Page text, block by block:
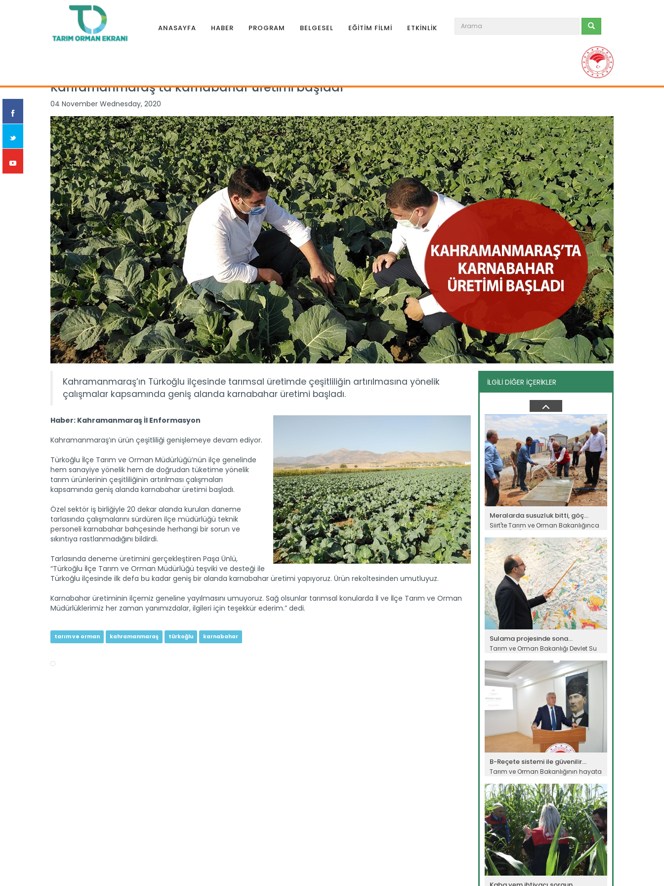
ANASAYFA HABER PROGRAM BELGESEL EĞİTİM FİLMİ ETKİNLİK
Kahramanmaraş’ta karnabahar üretimi başladı
04 November Wednesday, 2020
Kahramanmaraş’ın Türkoğlu ilçesinde tarımsal üretimde çeşitliliğin artırılmasına yönelik
çalışmalar kapsamında geniş alanda karnabahar üretimi başladı.
Haber: Kahramanmaraşİl Enformasyon
Kahramanmaraş’ın ürün çeşitliliği genişlemeye devam ediyor.
Türkoğlu İlçe Tarım ve Orman Müdürlüğü’nün ilçe genelinde
hem sanayiye yönelik hem de doğrudan tüketime yönelik
tarım ürünlerinin çeşitliliğinin artırılması çalışmaları
kapsamında geniş alanda karnabahar üretimi başladı.
Özel sektör iş birliğiyle 20 dekar alanda kurulan daneme
tarlasında çalışmalarını sürdüren ilçe müdürlüğü teknik
personeli karnabahar bahçesinde herhangi bir sorun ve
sıkıntıya rastlanmadığını bildirdi.
Tarlasında deneme üretimini gerçekleştiren Paşa Ünlü,
“Türkoğlu İlçe Tarım ve Orman Müdürlüğü teşviki ve desteği ile
Türkoğlu ilçesinde ilk defa bu kadar geniş bir alanda karnabahar üretimi yapıyoruz. Ürün rekoltesinden umutluyuz.
Karnabahar üretiminin ilçemiz geneline yayılmasını umuyoruz. Sağ olsunlar tarımsal konularda İl ve İlçe Tarım ve Orman
Müdürlüklerimiz her zaman yanımızdalar, ilgileri için teşekkür ederim.” dedi.
tarım ve orman kahramanmaraş türkoğlu karnabahar
İLGİLİ DİĞER İÇERİKLER
Kars'ın Kağızman ilçesinde, Aras
Ayçiçeği üretimi destekle...
Aksaray'ın Eskil ilçesinde ayçiçeği
üretimi, planlı üretim modeli...
Devamını Oku ->
Kars’ın coğrafi işaretli...
Mera ve yaylalarında yoğun
hayvancılık yapılan Kars Türkiye'nin...
Devamını Oku ->
Kahramanmaraş’ta çığşar kirazı...
Kahramanmaraş’ta kiraz hasat
etkinliği düzenlendi. Andırın...
Devamını Oku ->
Meralarda susuzluk bitti, göç...
Siirt'te Tarım ve Orman Bakanlığınca
yürütülen "Mera Islah ve...
Devamını Oku ->
Sulama projesinde sona...
Tarım ve Orman Bakanlığı Devlet Su
İşleri Genel Müdürlüğünün...
Devamını Oku ->
B-Reçete sistemi ile güvenilir...
Tarım ve Orman Bakanlığının hayata
Devamını Oku ->